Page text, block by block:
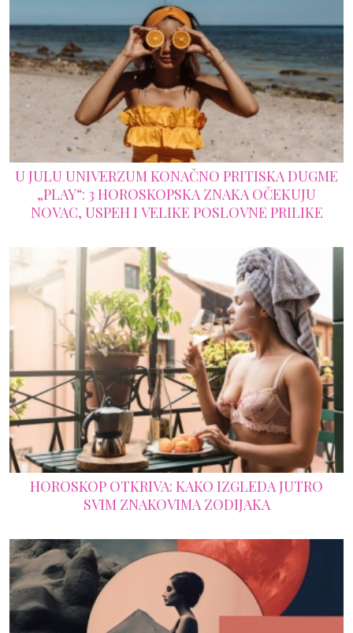
U JULU UNIVERZUM KONAČNO PRITISKA DUGME
„PLAY“: 3 HOROSKOPSKA ZNAKA OČEKUJU
NOVAC, USPEH I VELIKE POSLOVNE PRILIKE
HOROSKOP OTKRIVA: KAKO IZGLEDA JUTRO
SVIM ZNAKOVIMA ZODIJAKA